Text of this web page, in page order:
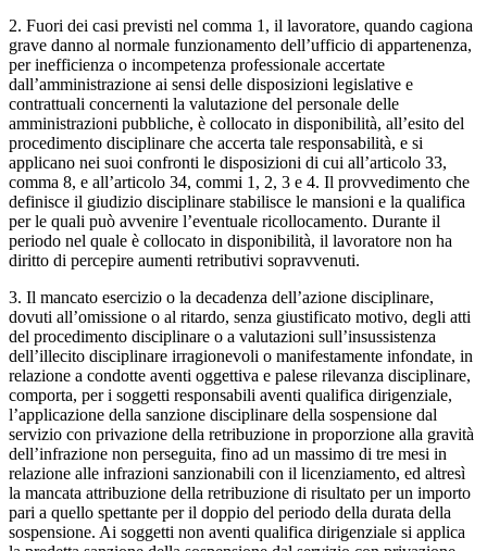
2. Fuori dei casi previsti nel comma 1, il lavoratore, quando cagiona
grave danno al normale funzionamento dell’ufficio di appartenenza,
per inefficienza o incompetenza professionale accertate
dall’amministrazione ai sensi delle disposizioni legislative e
contrattuali concernenti la valutazione del personale delle
amministrazioni pubbliche, è collocato in disponibilità, all’esito del
procedimento disciplinare che accerta tale responsabilità, e si
applicano nei suoi confronti le disposizioni di cui all’articolo 33,
comma 8, e all’articolo 34, commi 1, 2, 3 e 4. Il provvedimento che
definisce il giudizio disciplinare stabilisce le mansioni e la qualifica
per le quali può avvenire l’eventuale ricollocamento. Durante il
periodo nel quale è collocato in disponibilità, il lavoratore non ha
diritto di percepire aumenti retributivi sopravvenuti.
3. Il mancato esercizio o la decadenza dell’azione disciplinare,
dovuti all’omissione o al ritardo, senza giustificato motivo, degli atti
del procedimento disciplinare o a valutazioni sull’insussistenza
dell’illecito disciplinare irragionevoli o manifestamente infondate, in
relazione a condotte aventi oggettiva e palese rilevanza disciplinare,
comporta, per i soggetti responsabili aventi qualifica dirigenziale,
l’applicazione della sanzione disciplinare della sospensione dal
servizio con privazione della retribuzione in proporzione alla gravità
dell’infrazione non perseguita, fino ad un massimo di tre mesi in
relazione alle infrazioni sanzionabili con il licenziamento, ed altresì
la mancata attribuzione della retribuzione di risultato per un importo
pari a quello spettante per il doppio del periodo della durata della
sospensione. Ai soggetti non aventi qualifica dirigenziale si applica